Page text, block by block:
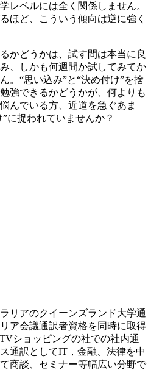
レベルには全く関係しません。
ほど、こういう傾向は逆に強く
かどうかは、試す間は本当に良
、しかも何週間か試してみてか
。“思い込み”と“決め付け”を捨
強できるかどうかが、何よりも
んでいる方、近道を急ぐあま
に捉われていませんか？
リアのクイーンズランド大学通
ア会議通訳者資格を同時に取得
ショッピングの社での社内通
通訳としてIT，金融、法律を中
商談、セミナー等幅広い分野で